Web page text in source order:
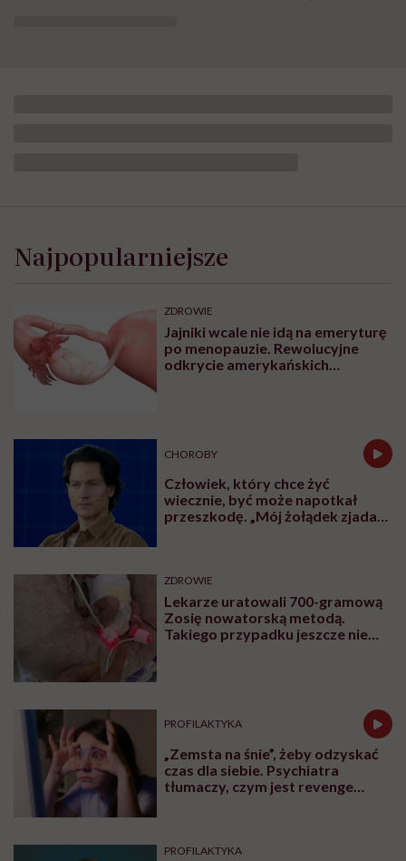
Najpopularniejsze
ZDROWIE
Jajniki wcale nie idą na emeryturę
po menopauzie. Rewolucyjne
odkrycie amerykańskich
CHOROBY
Człowiek, który chce żyć
wiecznie, być może napotkał
przeszkodę. „Mój żołądek zjada
ZDROWIE
Lekarze uratowali 700-gramową
Zosię nowatorską metodą.
Takiego przypadku jeszcze nie
PROFILAKTYKA
„Zemsta na śnie”, żeby odzyskać
czas dla siebie. Psychiatra
tłumaczy, czym jest revenge
PROFILAKTYKA